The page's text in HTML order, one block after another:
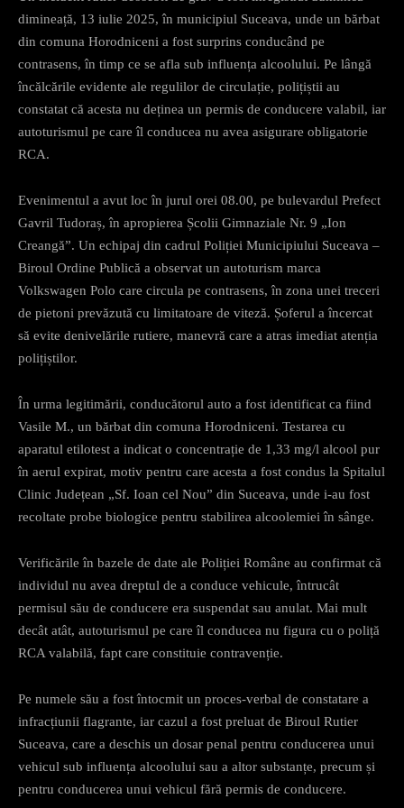
dimineață, 13 iulie 2025, în municipiul Suceava, unde un bărbat
din comuna Horodniceni a fost surprins conducând pe
contrasens, în timp ce se afla sub influența alcoolului. Pe lângă
încălcările evidente ale regulilor de circulație, polițiștii au
constatat că acesta nu deținea un permis de conducere valabil, iar
autoturismul pe care îl conducea nu avea asigurare obligatorie
RCA.
Evenimentul a avut loc în jurul orei 08.00, pe bulevardul Prefect
Gavril Tudoraș, în apropierea Școlii Gimnaziale Nr. 9 „Ion
Creangă”. Un echipaj din cadrul Poliției Municipiului Suceava –
Biroul Ordine Publică a observat un autoturism marca
Volkswagen Polo care circula pe contrasens, în zona unei treceri
de pietoni prevăzută cu limitatoare de viteză. Șoferul a încercat
să evite denivelările rutiere, manevră care a atras imediat atenția
polițiștilor.
În urma legitimării, conducătorul auto a fost identificat ca fiind
Vasile M., un bărbat din comuna Horodniceni. Testarea cu
aparatul etilotest a indicat o concentrație de 1,33 mg/l alcool pur
în aerul expirat, motiv pentru care acesta a fost condus la Spitalul
Clinic Județean „Sf. Ioan cel Nou” din Suceava, unde i-au fost
recoltate probe biologice pentru stabilirea alcoolemiei în sânge.
Verificările în bazele de date ale Poliției Române au confirmat că
individul nu avea dreptul de a conduce vehicule, întrucât
permisul său de conducere era suspendat sau anulat. Mai mult
decât atât, autoturismul pe care îl conducea nu figura cu o poliță
RCA valabilă, fapt care constituie contravenție.
Pe numele său a fost întocmit un proces-verbal de constatare a
infracțiunii flagrante, iar cazul a fost preluat de Biroul Rutier
Suceava, care a deschis un dosar penal pentru conducerea unui
vehicul sub influența alcoolului sau a altor substanțe, precum și
pentru conducerea unui vehicul fără permis de conducere.